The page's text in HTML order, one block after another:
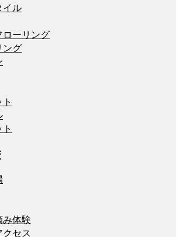
イル
ーリング
ング
み体験
セス